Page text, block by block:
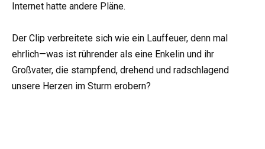
Internet hatte andere Pläne.
Der Clip verbreitete sich wie ein Lauffeuer, denn mal
ehrlich—was ist rührender als eine Enkelin und ihr
Großvater, die stampfend, drehend und radschlagend
unsere Herzen im Sturm erobern?